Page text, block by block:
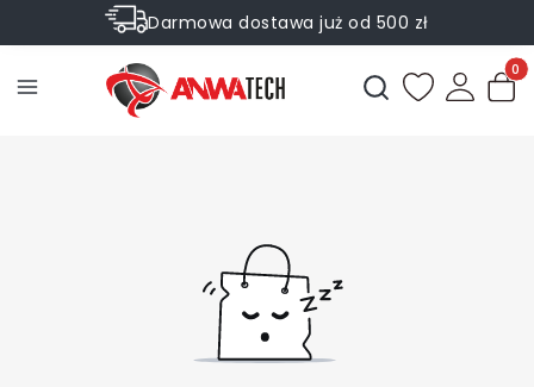
Darmowa dostawa już od 500 zł
Sprawdź Rabaty na wybrane produkty
Otwórz